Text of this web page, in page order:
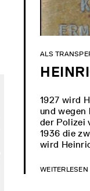
ALS
1927 wird
und wegen
der Polizei
1936 die
wird
WEITERLESEN